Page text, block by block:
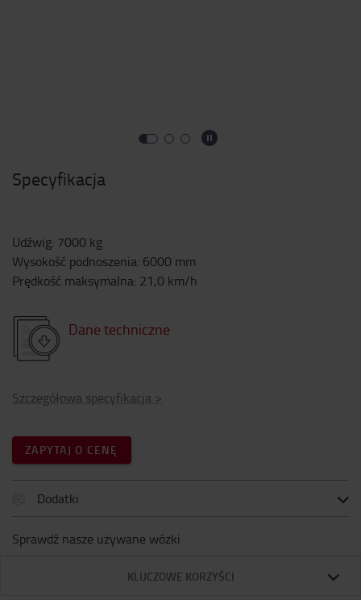
Specyfikacja
Udźwig: 7000 kg
Wysokość podnoszenia: 6000 mm
Prędkość maksymalna: 21,0 km/h
Dane techniczne
Szczegółowa specyfikacja >
ZAPYTAJ O CENĘ
Dodatki
Sprawdź nasze używane wózki
KLUCZOWE KORZYŚCI